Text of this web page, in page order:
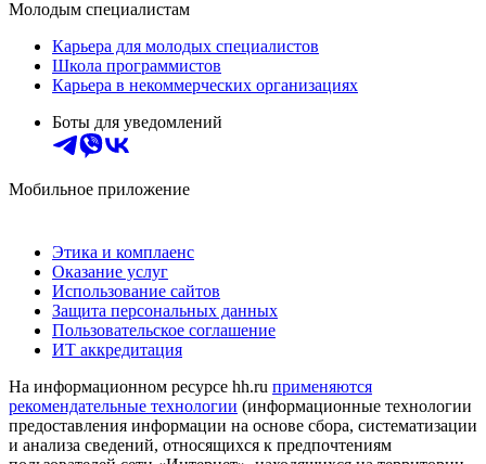
Молодым специалистам
Карьера для молодых специалистов
Школа программистов
Карьера в некоммерческих организациях
Боты для уведомлений
Мобильное приложение
Этика и комплаенс
Оказание услуг
Использование сайтов
Защита персональных данных
Пользовательское соглашение
ИТ аккредитация
На информационном ресурсе hh.ru применяются
рекомендательные технологии (информационные технологии
предоставления информации на основе сбора, систематизации
и анализа сведений, относящихся к предпочтениям